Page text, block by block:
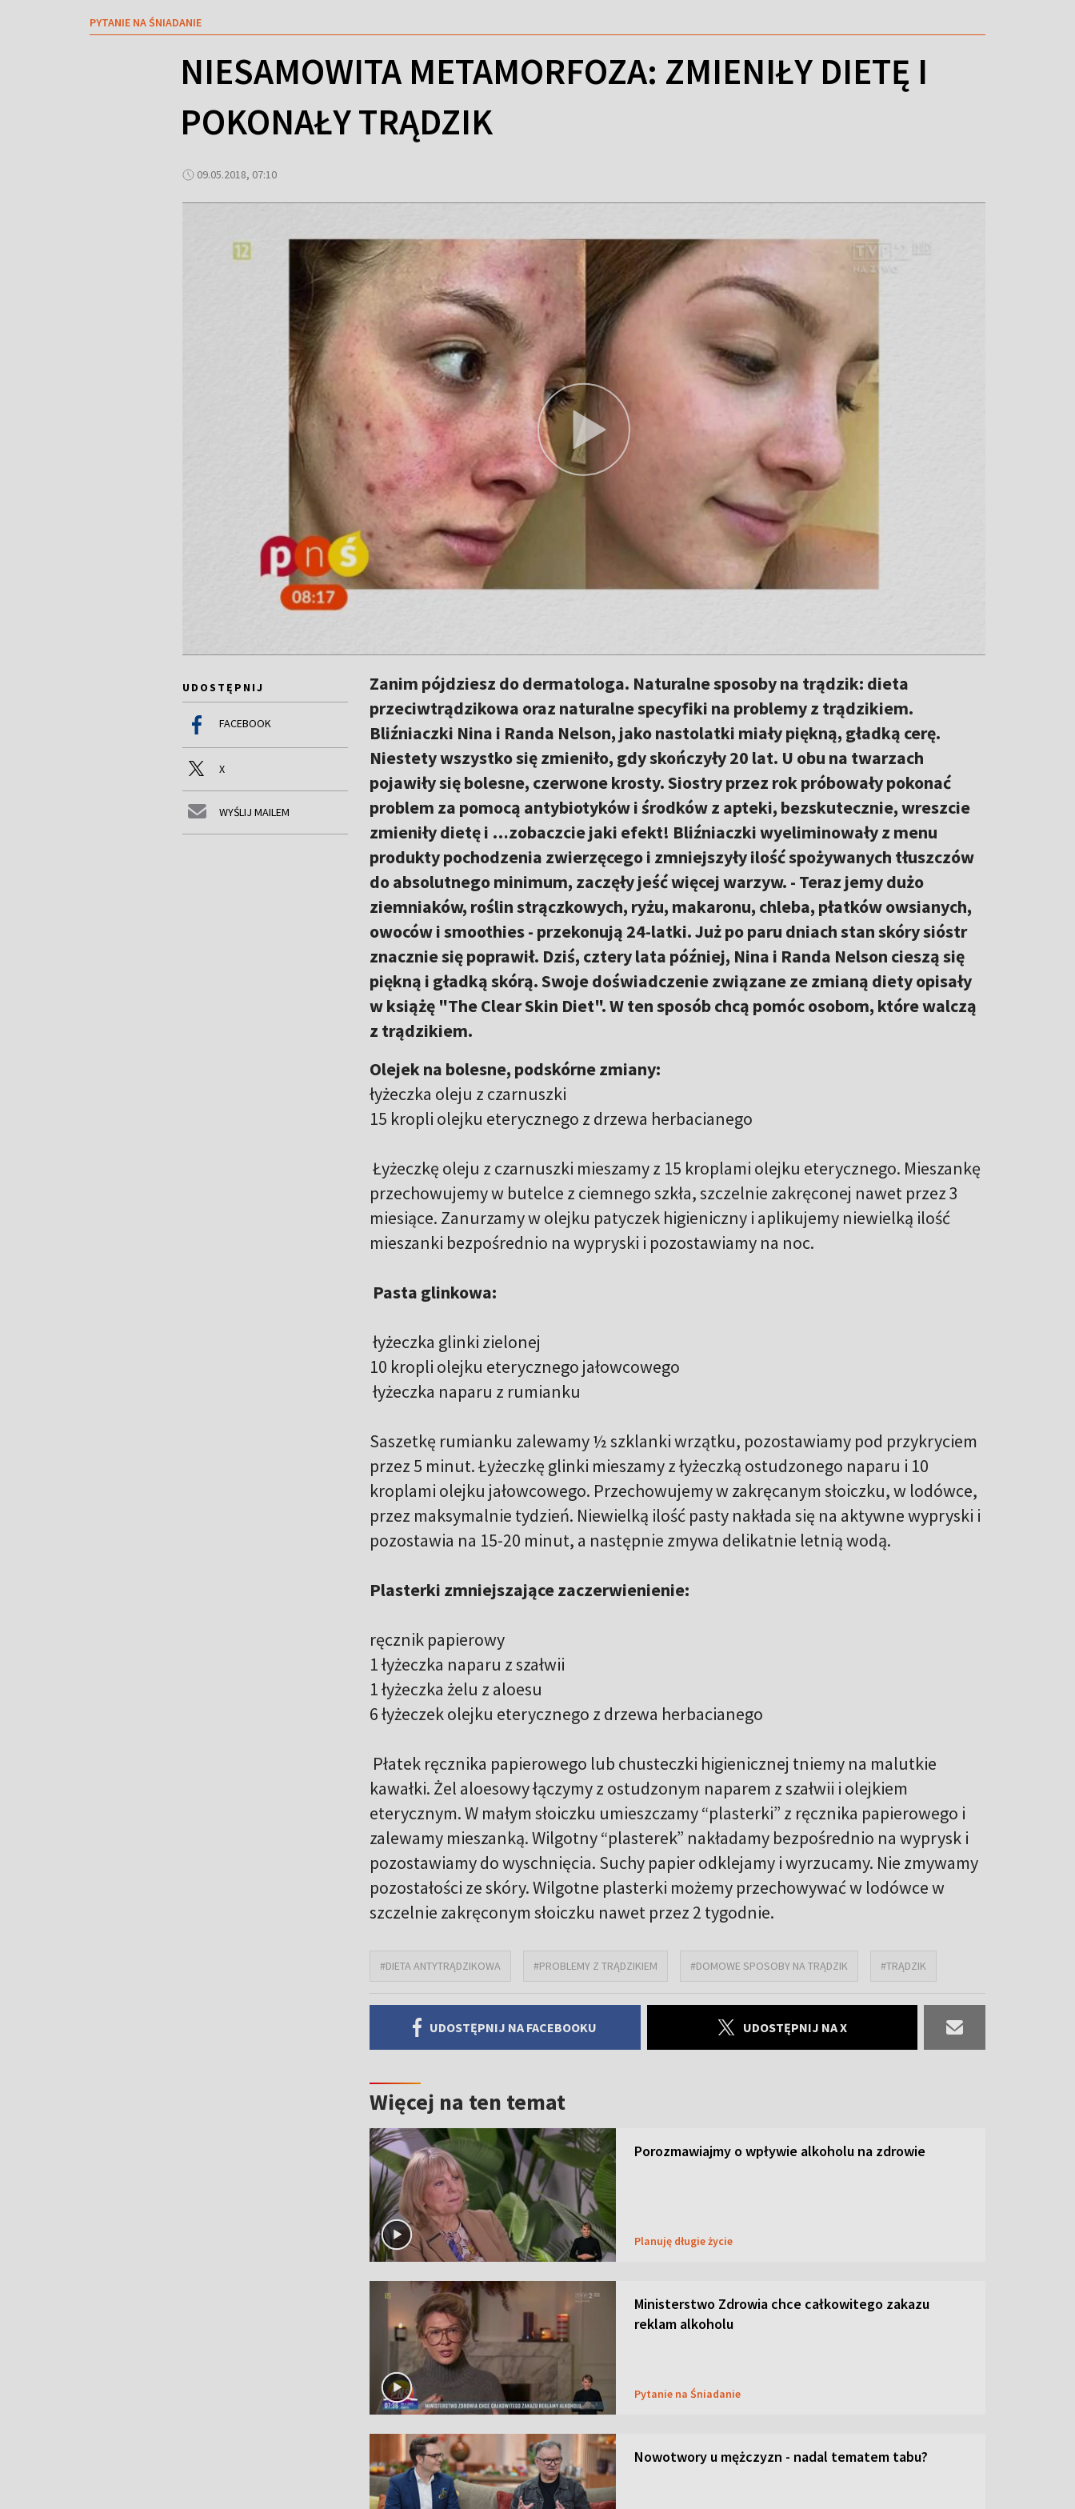
PYTANIE NA ŚNIADANIE
NIESAMOWITA METAMORFOZA: ZMIENIŁY DIETĘ I
POKONAŁY TRĄDZIK
09.05.2018, 07:10
UDOSTĘPNIJ
FACEBOOK
X
WYŚLIJ MAILEM
Zanim pójdziesz do dermatologa. Naturalne sposoby na trądzik: dieta
przeciwtrądzikowa oraz naturalne specyfiki na problemy z trądzikiem.
Bliźniaczki Nina i Randa Nelson, jako nastolatki miały piękną, gładką cerę.
Niestety wszystko się zmieniło, gdy skończyły 20 lat. U obu na twarzach
pojawiły się bolesne, czerwone krosty. Siostry przez rok próbowały pokonać
problem za pomocą antybiotyków i środków z apteki, bezskutecznie, wreszcie
zmieniły dietę i …zobaczcie jaki efekt! Bliźniaczki wyeliminowały z menu
produkty pochodzenia zwierzęcego i zmniejszyły ilość spożywanych tłuszczów
do absolutnego minimum, zaczęły jeść więcej warzyw. - Teraz jemy dużo
ziemniaków, roślin strączkowych, ryżu, makaronu, chleba, płatków owsianych,
owoców i smoothies - przekonują 24-latki. Już po paru dniach stan skóry sióstr
znacznie się poprawił. Dziś, cztery lata później, Nina i Randa Nelson cieszą się
piękną i gładką skórą. Swoje doświadczenie związane ze zmianą diety opisały
w książę "The Clear Skin Diet". W ten sposób chcą pomóc osobom, które walczą
z trądzikiem.
Olejek na bolesne, podskórne zmiany:
łyżeczka oleju z czarnuszki
15 kropli olejku eterycznego z drzewa herbacianego
Łyżeczkę oleju z czarnuszki mieszamy z 15 kroplami olejku eterycznego. Mieszankę
przechowujemy w butelce z ciemnego szkła, szczelnie zakręconej nawet przez 3
miesiące. Zanurzamy w olejku patyczek higieniczny i aplikujemy niewielką ilość
mieszanki bezpośrednio na wypryski i pozostawiamy na noc.
Pasta glinkowa:
łyżeczka glinki zielonej
10 kropli olejku eterycznego jałowcowego
łyżeczka naparu z rumianku
Saszetkę rumianku zalewamy ½ szklanki wrzątku, pozostawiamy pod przykryciem
przez 5 minut. Łyżeczkę glinki mieszamy z łyżeczką ostudzonego naparu i 10
kroplami olejku jałowcowego. Przechowujemy w zakręcanym słoiczku, w lodówce,
przez maksymalnie tydzień. Niewielką ilość pasty nakłada się na aktywne wypryski i
pozostawia na 15-20 minut, a następnie zmywa delikatnie letnią wodą.
Plasterki zmniejszające zaczerwienienie:
ręcznik papierowy
1 łyżeczka naparu z szałwii
1 łyżeczka żelu z aloesu
6 łyżeczek olejku eterycznego z drzewa herbacianego
Płatek ręcznika papierowego lub chusteczki higienicznej tniemy na malutkie
kawałki. Żel aloesowy łączymy z ostudzonym naparem z szałwii i olejkiem
eterycznym. W małym słoiczku umieszczamy “plasterki” z ręcznika papierowego i
zalewamy mieszanką. Wilgotny “plasterek” nakładamy bezpośrednio na wyprysk i
pozostawiamy do wyschnięcia. Suchy papier odklejamy i wyrzucamy. Nie zmywamy
pozostałości ze skóry. Wilgotne plasterki możemy przechowywać w lodówce w
szczelnie zakręconym słoiczku nawet przez 2 tygodnie.
#DIETA ANTYTRĄDZIKOWA #PROBLEMY Z TRĄDZIKIEM #DOMOWE SPOSOBY NA TRĄDZIK #TRĄDZIK
UDOSTĘPNIJ NA FACEBOOKU UDOSTĘPNIJ NA X
Więcej na ten temat
Porozmawiajmy o wpływie alkoholu na zdrowie
Planuję długie życie
Ministerstwo Zdrowia chce całkowitego zakazu
reklam alkoholu
Pytanie na Śniadanie
Nowotwory u mężczyzn - nadal tematem tabu?